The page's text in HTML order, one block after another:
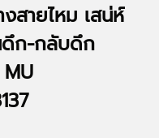
สายไหม เสน่ห์
ดึก-กลับดึก